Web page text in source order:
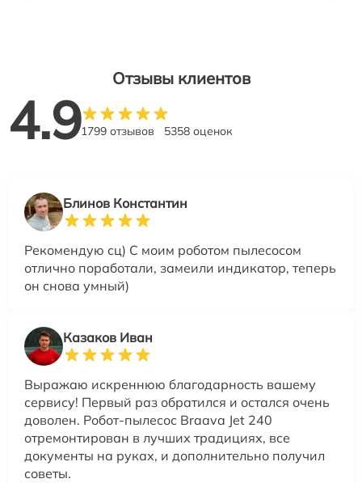
Отзывы клиентов
4.91799 отзывов 5358 оценок
Блинов Константин
Рекомендую сц) С моим роботом пылесосом
отлично поработали, замеили индикатор, теперь
он снова умный)
Казаков Иван
Выражаю искреннюю благодарность вашему
сервису! Первый раз обратился и остался очень
доволен. Робот-пылесос Braava Jet 240
отремонтирован в лучших традициях, все
документы на руках, и дополнительно получил
советы.